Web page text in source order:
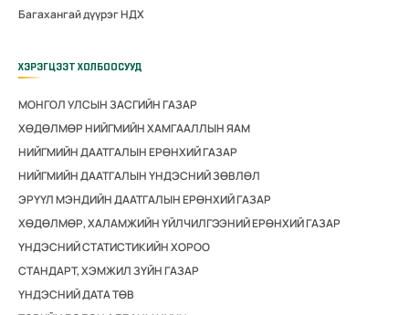
Багахангай дүүрэг НДХ
ХЭРЭГЦЭЭТ ХОЛБООСУУД
МОНГОЛ УЛСЫН ЗАСГИЙН ГАЗАР
ХӨДӨЛМӨР НИЙГМИЙН ХАМГААЛЛЫН ЯАМ
НИЙГМИЙН ДААТГАЛЫН ЕРӨНХИЙ ГАЗАР
НИЙГМИЙН ДААТГАЛЫН ҮНДЭСНИЙ ЗӨВЛӨЛ
ЭРҮҮЛ МЭНДИЙН ДААТГАЛЫН ЕРӨНХИЙ ГАЗАР
ХӨДӨЛМӨР, ХАЛАМЖИЙН ҮЙЛЧИЛГЭЭНИЙ ЕРӨНХИЙ ГАЗАР
ҮНДЭСНИЙ СТАТИСТИКИЙН ХОРОО
СТАНДАРТ, ХЭМЖИЛ ЗҮЙН ГАЗАР
ҮНДЭСНИЙ ДАТА ТӨВ